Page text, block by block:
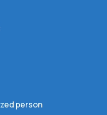
person